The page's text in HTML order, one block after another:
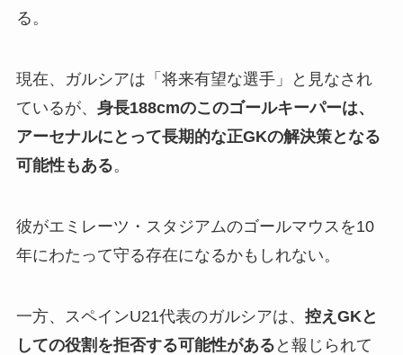
る。
現在、ガルシアは「将来有望な選手」と見なされ
ているが、 身長188cmのこのゴールキーパーは、
アーセナルにとって長期的な正GKの解決策となる
可能性もある。
彼がエミレーツ・スタジアムのゴールマウスを10
年にわたって守る存在になるかもしれない。
一方、スペインU21代表のガルシアは、 控えGKと
しての役割を拒否する可能性がある と報じられて